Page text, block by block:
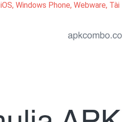
Windows Phone, Webware, Tài